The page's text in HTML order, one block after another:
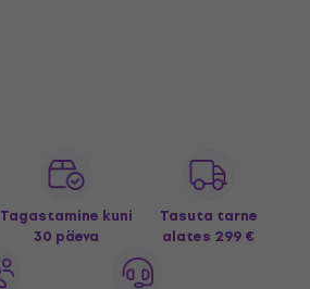
Tagastamine kuni
30 päeva
Tasuta tarne
alates 299 €